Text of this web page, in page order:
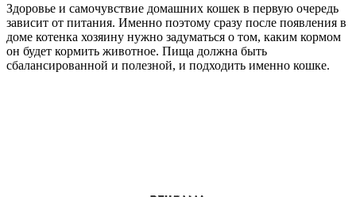
Здоровье и самочувствие домашних кошек в первую очередь
зависит от питания. Именно поэтому сразу после появления в
доме котенка хозяину нужно задуматься о том, каким кормом
он будет кормить животное. Пища должна быть
сбалансированной и полезной, и подходить именно кошке.